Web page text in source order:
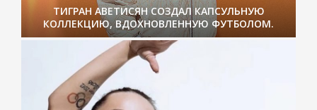
ТИГРАН АВЕТИСЯН СОЗДАЛ КАПСУЛЬНУЮ
КОЛЛЕКЦИЮ, ВДОХНОВЛЕННУЮ ФУТБОЛОМ.